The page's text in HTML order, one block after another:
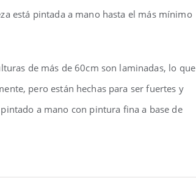
está pintada a mano hasta el más mínimo
de más de 60cm son laminadas, lo que
pero están hechas para ser fuertes y
a mano con pintura fina a base de